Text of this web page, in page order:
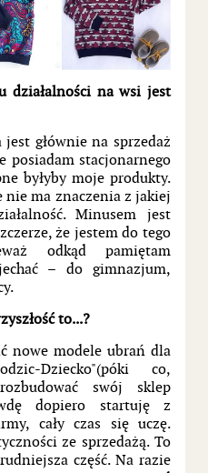
działalności na wsi jest
głównie na sprzedaż
posiadam stacjonarnego
byłyby moje produkty.
nie ma znaczenia z jakiej
Minusem jest
że jestem do tego
odkąd pamiętam
– do gimnazjum,
to...?
nowe modele ubrań dla
Dziecko"(póki co,
swój sklep
dopiero startuję z
cały czas się uczę.
ze sprzedażą. To
część. Na razie